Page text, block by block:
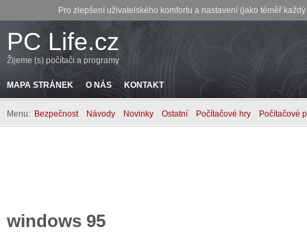
Pro zlepšení uživatelského komfortu a nastavení (jako téměř
PC Life.cz
Žijeme (s) počítači a programy
MAPA STRÁNEK O NÁS KONTAKT
Menu: Bezpečnost Návody Novinky Ostatní Počítačové hry Počítačové
windows 95